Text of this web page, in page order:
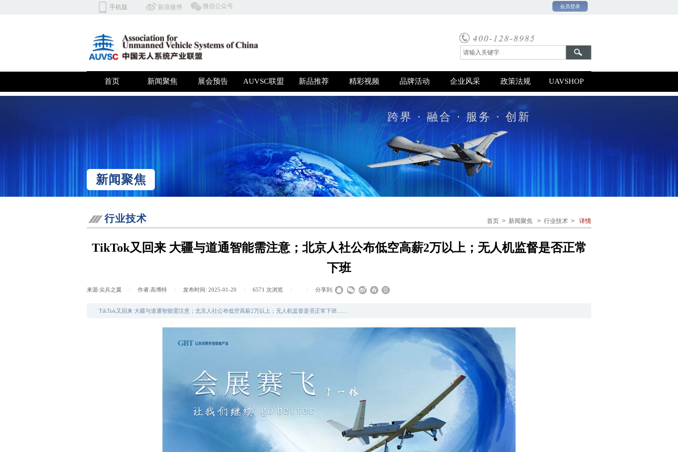
​微信公众号
手机版 ​​新浪微博 会员登录
首页 新闻聚焦 展会预告 AUVSC联盟 新品推荐 精彩视频 品牌活动 企业风采 政策法规 UAVSHOP
跨界 · 融合 · 服务 · 创新
双击此处添加文字
新闻聚焦
行业技术 首页 > 新闻聚焦 > 行业技术 > 详情
TikTok又回来 大疆与道通智能需注意；北京人社公布低空高薪2万以上；无人机监督是否正常
下班
来源:尖兵之翼 作者:高博特 发布时间: 2025-01-20 6571 次浏览 分享到:
TikTok又回来 大疆与道通智能需注意；北京人社公布低空高薪2万以上；无人机监督是否正常下班……